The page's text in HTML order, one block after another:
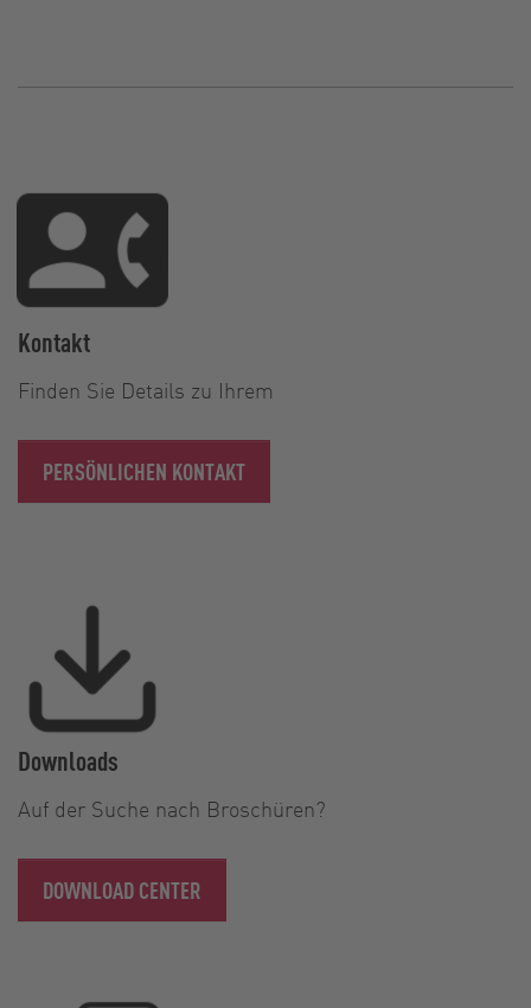
Kontakt
Finden Sie Details zu Ihrem
PERSÖNLICHEN KONTAKT
Downloads
Auf der Suche nach Broschüren?
DOWNLOAD CENTER